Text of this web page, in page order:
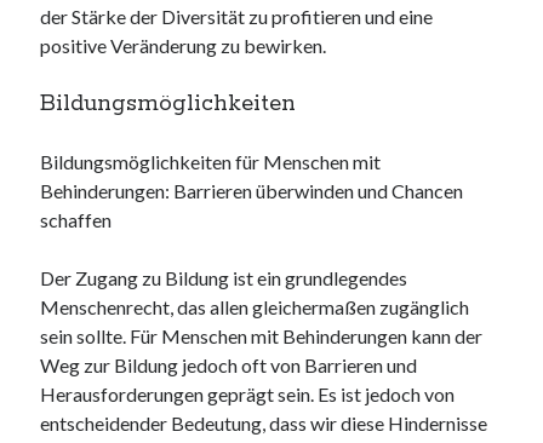
der Stärke der Diversität zu profitieren und eine
positive Veränderung zu bewirken.
Bildungsmöglichkeiten
Bildungsmöglichkeiten für Menschen mit
Behinderungen: Barrieren überwinden und Chancen
schaffen
Der Zugang zu Bildung ist ein grundlegendes
Menschenrecht, das allen gleichermaßen zugänglich
sein sollte. Für Menschen mit Behinderungen kann der
Weg zur Bildung jedoch oft von Barrieren und
Herausforderungen geprägt sein. Es ist jedoch von
entscheidender Bedeutung, dass wir diese Hindernisse